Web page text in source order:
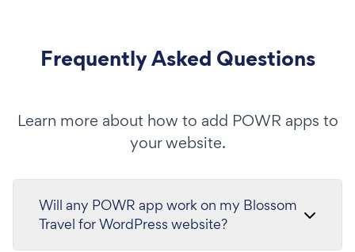
Frequently Asked Questions
Learn more about how to add POWR apps to
your website.
Will any POWR app work on my Blossom
Travel for WordPress website?